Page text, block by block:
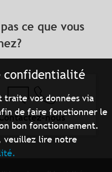
confidentialité
traite vos données via
de faire fonctionner le
bon fonctionnement.
veuillez lire notre
ce que vous
nous